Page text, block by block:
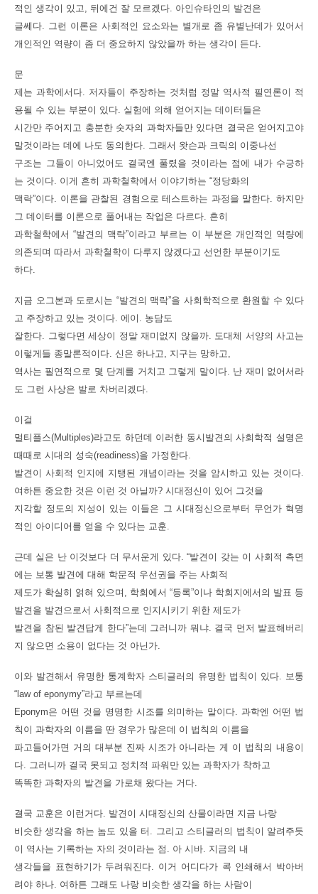
적인 생각이 있고, 뒤에건 잘 모르겠다. 아인슈타인의 발견은
글쎄다. 그런 이론은 사회적인 요소와는 별개로 좀 유별난데가 있어서
개인적인 역량이 좀 더 중요하지 않았을까 하는 생각이 든다.
문
제는 과학에서다. 저자들이 주장하는 것처럼 정말 역사적 필연론이 적
용될 수 있는 부분이 있다. 실험에 의해 얻어지는 데이터들은
시간만 주어지고 충분한 숫자의 과학자들만 있다면 결국은 얻어지고야
말것이라는 데에 나도 동의한다. 그래서 왓슨과 크릭의 이중나선
구조는 그들이 아니었어도 결국엔 풀렸을 것이라는 점에 내가 수긍하
는 것이다. 이게 흔히 과학철학에서 이야기하는 “정당화의
맥락”이다. 이론을 관찰된 경험으로 테스트하는 과정을 말한다. 하지만
그 데이터를 이론으로 풀어내는 작업은 다르다. 흔히
과학철학에서 “발견의 맥락”이라고 부르는 이 부분은 개인적인 역량에
의존되며 따라서 과학철학이 다루지 않겠다고 선언한 부분이기도
하다.
지금 오그본과 도로시는 “발견의 맥락”을 사회학적으로 환원할 수 있다
고 주장하고 있는 것이다. 에이. 농담도
잘한다. 그렇다면 세상이 정말 재미없지 않을까. 도대체 서양의 사고는
이렇게들 종말론적이다. 신은 하나고, 지구는 망하고,
역사는 필연적으로 몇 단계를 거치고 그렇게 말이다. 난 재미 없어서라
도 그런 사상은 발로 차버리겠다.
이걸
멀티플스(Multiples)라고도 하던데 이러한 동시발견의 사회학적 설명은
때때로 시대의 성숙(readiness)을 가정한다.
발견이 사회적 인지에 지탱된 개념이라는 것을 암시하고 있는 것이다.
여하튼 중요한 것은 이런 것 아닐까? 시대정신이 있어 그것을
지각할 정도의 지성이 있는 이들은 그 시대정신으로부터 무언가 혁명
적인 아이디어를 얻을 수 있다는 교훈.
근데 실은 난 이것보다 더 무서운게 있다.“발견이 갖는 이 사회적 측면
에는 보통 발견에 대해 학문적 우선권을 주는 사회적
제도가 확실히 얽혀 있으며, 학회에서 “등록”이나 학회지에서의 발표 등
발견을 발견으로서 사회적으로 인지시키기 위한 제도가
발견을 참된 발견답게 한다”는데 그러니까 뭐냐. 결국 먼저 발표해버리
지 않으면 소용이 없다는 것 아닌가.
이와 발견해서 유명한 통계학자 스티글러의 유명한 법칙이 있다. 보통
“law of eponymy”라고 부르는데
Eponym은 어떤 것을 명명한 시조를 의미하는 말이다. 과학엔 어떤 법
칙이 과학자의 이름을 딴 경우가 많은데 이 법칙의 이름을
파고들어가면 거의 대부분 진짜 시조가 아니라는 게 이 법칙의 내용이
다. 그러니까 결국 못되고 정치적 파워만 있는 과학자가 착하고
똑똑한 과학자의 발견을 가로채 왔다는 거다.
결국 교훈은 이런거다. 발견이 시대정신의 산물이라면 지금 나랑
비슷한 생각을 하는 놈도 있을 터. 그리고 스티글러의 법칙이 알려주듯
이 역사는 기록하는 자의 것이라는 점. 아 시바. 지금의 내
생각들을 표현하기가 두려워진다. 이거 어디다가 콕 인쇄해서 박아버
려야 하나. 여하튼 그래도 나랑 비슷한 생각을 하는 사람이